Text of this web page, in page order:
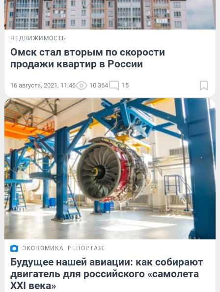
НЕДВИЖИМОСТЬ
Омск стал вторым по скорости
продажи квартир в России
16 августа, 2021, 11:46 10 364 15
ЭКОНОМИКА РЕПОРТАЖ
Будущее нашей авиации: как собирают
двигатель для российского «самолета
XXI века»